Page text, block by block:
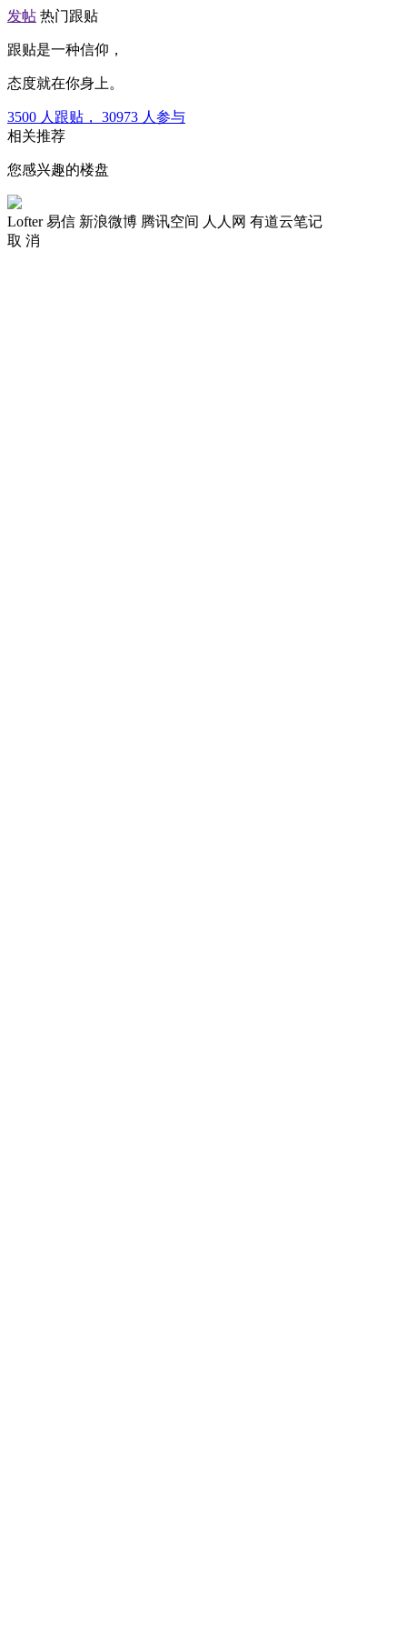
发帖 热门跟贴
跟贴是一种信仰，
态度就在你身上。
3500 人跟贴， 30973 人参与
相关推荐
您感兴趣的楼盘
Lofter 易信 新浪微博 腾讯空间 人人网 有道云笔记
取 消